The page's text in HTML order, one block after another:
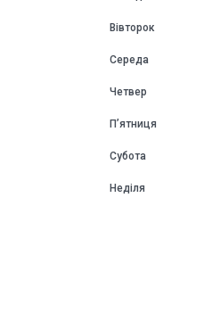
Вівторок
Середа
Четвер
Пʼятниця
Субота
Неділя